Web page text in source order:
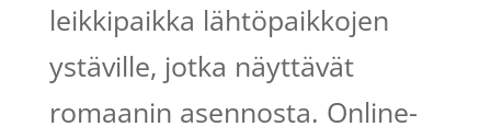
leikkipaikka lähtöpaikkojen
ystäville, jotka näyttävät
romaanin asennosta. Online-